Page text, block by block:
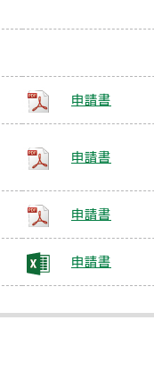
申請書
申請書
申請書
申請書